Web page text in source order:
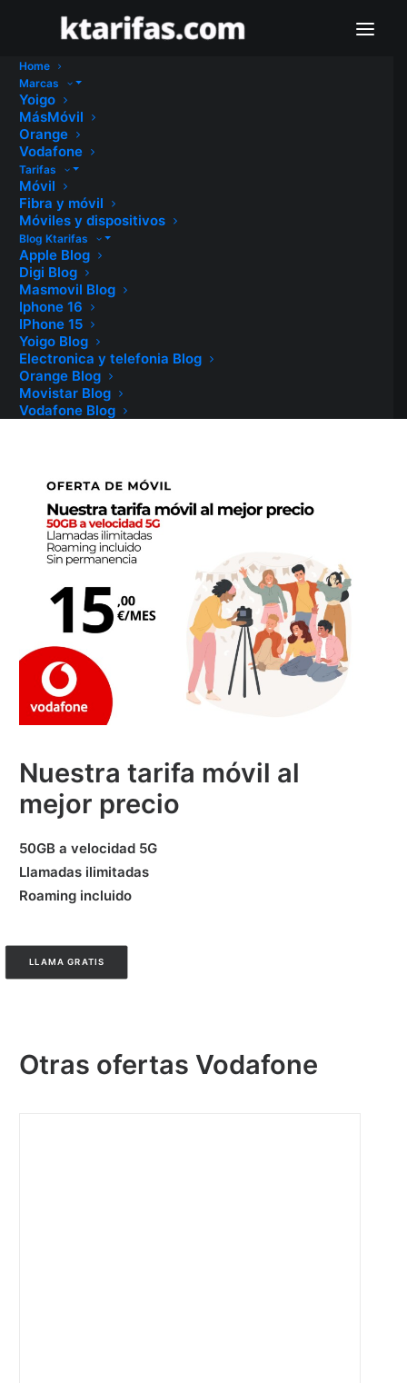
Home
Marcas
Yoigo
MásMóvil
Orange
Vodafone
Tarifas
Móvil
Fibra y móvil
Móviles y dispositivos
Blog Ktarifas
Apple Blog
Digi Blog
Masmovil Blog
Iphone 16
IPhone 15
Yoigo Blog
Electronica y telefonia Blog
Orange Blog
Movistar Blog
Vodafone Blog
Nuestra tarifa móvil al
mejor precio
50GB a velocidad 5G
Llamadas ilimitadas
Roaming incluido
LLAMA GRATIS
Otras ofertas Vodafone